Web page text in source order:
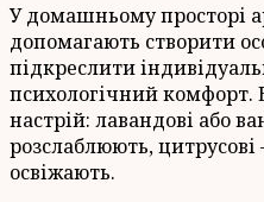
У домашньому просторі
допомагають створити
підкреслити
психологічний комфорт.
настрій: лавандові або
розслаблюють,
освіжають.